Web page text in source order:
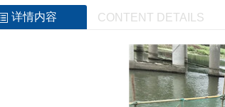
详情内容 CONTENT DETAILS